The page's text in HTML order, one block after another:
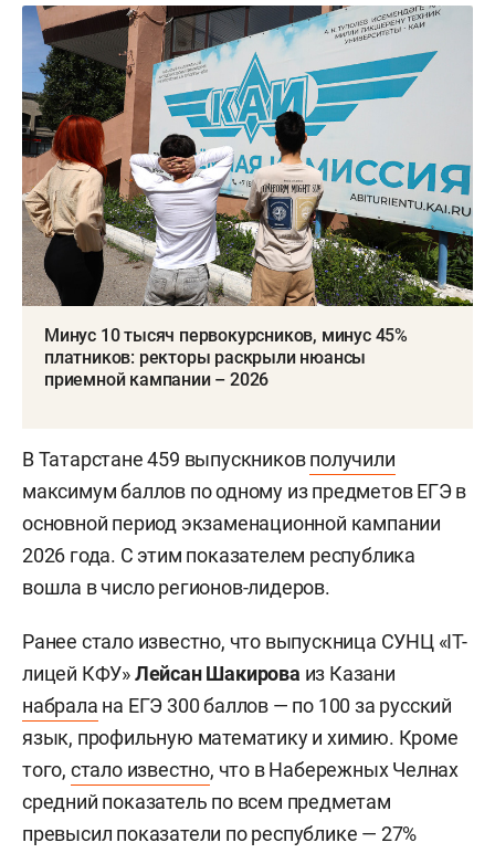
Минус 10 тысяч первокурсников, минус 45%
платников: ректоры раскрыли нюансы
приемной кампании – 2026
В Татарстане 459 выпускниковполучили
максимум баллов по одному из предметов ЕГЭ в
основной период экзаменационной кампании
2026 года. С этим показателем республика
вошла в число регионов-лидеров.
Ранее стало известно, что выпускница СУНЦ «IT-
лицей КФУ»Лейсан Шакирова из Казани
набрала на ЕГЭ 300 баллов — по 100 за русский
язык, профильную математику и химию. Кроме
того, стало известно, что в Набережных Челнах
средний показатель по всем предметам
превысил показатели по республике — 27%